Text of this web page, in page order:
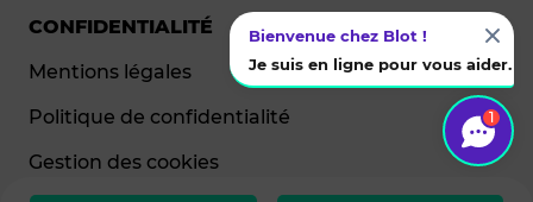
CONFIDENTIALITÉ
Mentions légales
Politique de confidentialité
Gestion des cookies
1
Bienvenue chez Blot !
Je suis en ligne pour vous aider.